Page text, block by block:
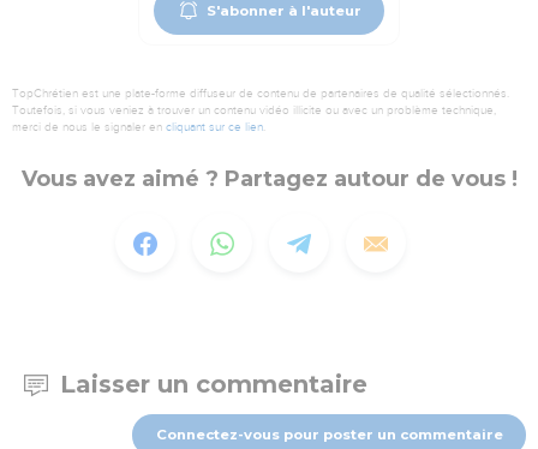
S'abonner à l'auteur
TopChrétien est une plate-forme diffuseur de contenu de partenaires de qualité sélectionnés.
Toutefois, si vous veniez à trouver un contenu vidéo illicite ou avec un problème technique,
merci de nous le signaler en cliquant sur ce lien.
Vous avez aimé ? Partagez autour de vous !
Laisser un commentaire
Connectez-vous pour poster un commentaire